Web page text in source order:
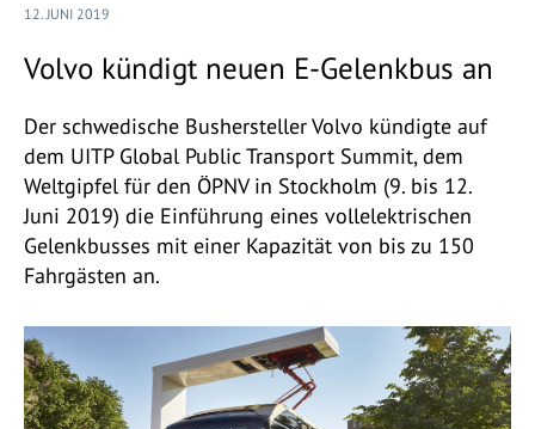
12. JUNI 2019
Volvo kündigt neuen E-Gelenkbus an
Der schwedische Bushersteller Volvo kündigte auf
dem UITP Global Public Transport Summit, dem
Weltgipfel für den ÖPNV in Stockholm (9. bis 12.
Juni 2019) die Einführung eines vollelektrischen
Gelenkbusses mit einer Kapazität von bis zu 150
Fahrgästen an.